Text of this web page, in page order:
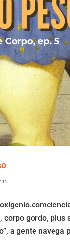
gordo, plus
a gente navega